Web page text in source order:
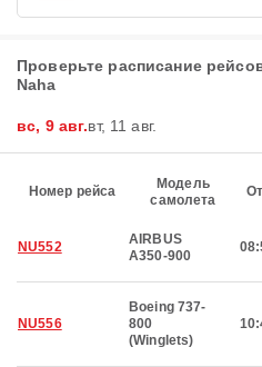
Проверьте расписание
Naha
вс, 9 авг.вт, 11 авг.
Номер рейса
Модель
самолета
NU552
AIRBUS
A350-900
NU556
Boeing 737-
800
(Winglets)